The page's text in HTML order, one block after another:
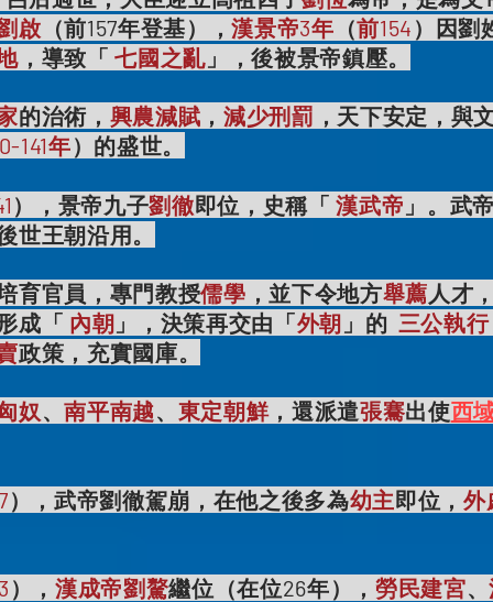
啟 （前157年登基），漢景帝3年 （前154 ）因劉
，導致「七國之亂 」，後被景帝鎮壓。
的治術， 興農減賦 ， 減少刑罰 ，天下安定，與
141年）的盛世。
），景帝九子劉徹即位，史稱「漢武帝 」。武
世王朝沿用。
育官員，專門教授儒學 ，並下令地方舉薦 人才
成「 內朝 」，決策再交由「外朝 」的 三公執行
政策，充實國庫。
奴 、南平南越、 東定朝鮮，還派遣張騫出使西
），武帝劉徹駕崩，在他之後多為幼主即位， 外
）， 漢成帝劉驁繼位（在位26年）， 勞民建宮、